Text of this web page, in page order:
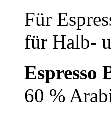
Für
für Halb-
Espresso
60 %